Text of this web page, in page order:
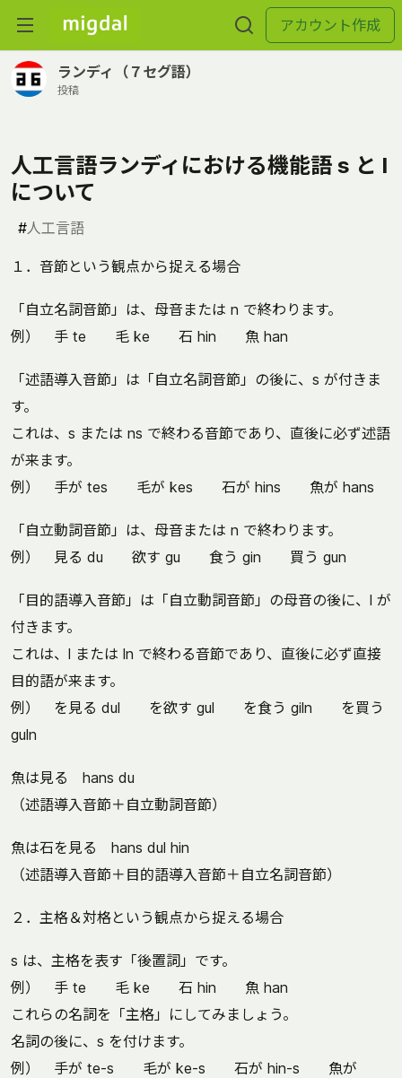
アカウント作成
ランディ（７セグ語）
投稿
人工言語ランディにおける機能語 s と l
について
#人工言語
１．音節という観点から捉える場合
「自立名詞音節」は、母音または n で終わります。
例） 手 te 毛 ke 石 hin 魚 han
「述語導入音節」は「自立名詞音節」の後に、s が付きま
す。
これは、s または ns で終わる音節であり、直後に必ず述語
が来ます。
例） 手が tes 毛が kes 石が hins 魚が hans
「自立動詞音節」は、母音または n で終わります。
例） 見る du 欲す gu 食う gin 買う gun
「目的語導入音節」は「自立動詞音節」の母音の後に、l が
付きます。
これは、l または ln で終わる音節であり、直後に必ず直接
目的語が来ます。
例） を見る dul を欲す gul を食う giln を買う
guln
魚は見る hans du
（述語導入音節＋自立動詞音節）
魚は石を見る hans dul hin
（述語導入音節＋目的語導入音節＋自立名詞音節）
２．主格＆対格という観点から捉える場合
s は、主格を表す「後置詞」です。
例） 手 te 毛 ke 石 hin 魚 han
これらの名詞を「主格」にしてみましょう。
名詞の後に、s を付けます。
例） 手が te-s 毛が ke-s 石が hin-s 魚が